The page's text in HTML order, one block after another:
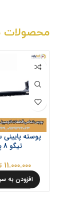
محصولات
پوسته
تیگو 8 پرو
11.000.000
افزودن به